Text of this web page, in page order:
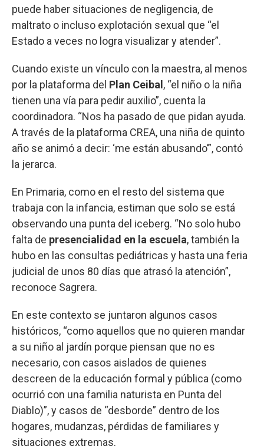
puede haber situaciones de negligencia, de
maltrato o incluso explotación sexual que “el
Estado a veces no logra visualizar y atender”.
Cuando existe un vínculo con la maestra, al menos
por la plataforma del Plan Ceibal , “el niño o la niña
tienen una vía para pedir auxilio”, cuenta la
coordinadora. “Nos ha pasado de que pidan ayuda.
A través de la plataforma CREA, una niña de quinto
año se animó a decir: ‘me están abusando’”, contó
la jerarca.
En Primaria, como en el resto del sistema que
trabaja con la infancia, estiman que solo se está
observando una punta del iceberg. “No solo hubo
falta de presencialidad en la escuela, también la
hubo en las consultas pediátricas y hasta una feria
judicial de unos 80 días que atrasó la atención”,
reconoce Sagrera.
En este contexto se juntaron algunos casos
históricos, “como aquellos que no quieren mandar
a su niño al jardín porque piensan que no es
necesario, con casos aislados de quienes
descreen de la educación formal y pública (como
ocurrió con una familia naturista en Punta del
Diablo)”, y casos de “desborde” dentro de los
hogares, mudanzas, pérdidas de familiares y
situaciones extremas.